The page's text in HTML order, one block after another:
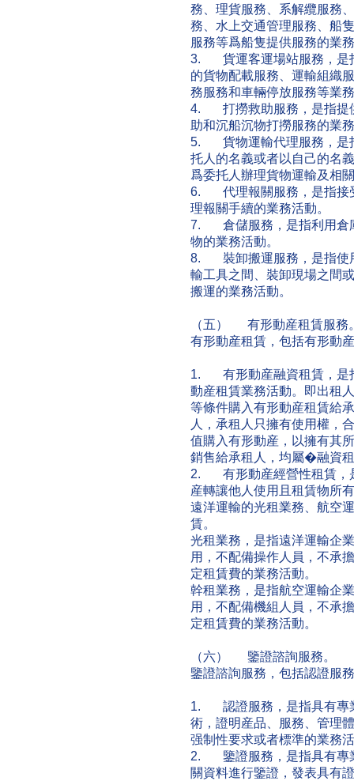
務、理貨服務、系解纜服務
務、水上交通管理服務、船
服務等爲船隻提供服務的業
3. 貨運客運場站服務，是
的貨物配載服務、運輸組織
務服務和車輛停放服務等業
4. 打撈救助服務，是指提
助和沉船沉物打撈服務的業
5. 貨物運輸代理服務，是
托人的名義或者以自己的名
爲委托人辦理貨物運輸及相
6. 代理報關服務，是指接
理報關手續的業務活動。
7. 倉儲服務，是指利用倉
物的業務活動。
8. 裝卸搬運服務，是指使
輸工具之間、裝卸現場之間
搬運的業務活動。
（五） 有形動産租賃服務
有形動産租賃，包括有形動
1. 有形動産融資租賃，是
動産租賃業務活動。即出租
等條件購入有形動産租賃給
人，承租人只擁有使用權，
值購入有形動産，以擁有其
銷售給承租人，均屬�融資
2. 有形動産經營性租賃，
産轉讓他人使用且租賃物所
遠洋運輸的光租業務、航空
賃。
光租業務，是指遠洋運輸企
用，不配備操作人員，不承
定租賃費的業務活動。
幹租業務，是指航空運輸企
用，不配備機組人員，不承
定租賃費的業務活動。
（六） 鑒證諮詢服務。
鑒證諮詢服務，包括認證服
1. 認證服務，是指具有專
術，證明産品、服務、管理
强制性要求或者標準的業務
2. 鑒證服務，是指具有專
關資料進行鑒證，發表具有